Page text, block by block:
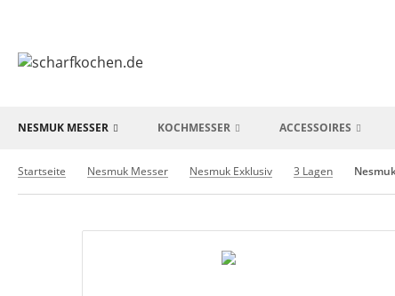
NESMUK MESSER KOCHMESSER ACCESSOIRES
Startseite Nesmuk Messer Nesmuk Exklusiv 3 Lagen